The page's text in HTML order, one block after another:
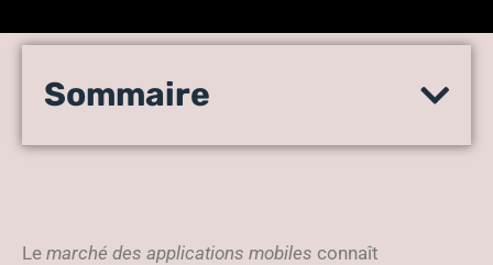
Assurer la qualité de ses
monitoring apps
Sommaire
Le marché des applications mobiles connaît